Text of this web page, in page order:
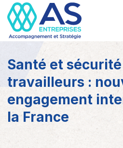
Santé et
travailleurs :
engagement
la France